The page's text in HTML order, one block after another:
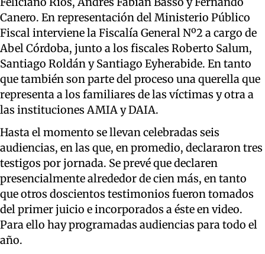
Canero. En representación del Ministerio Público
Fiscal interviene la Fiscalía General Nº2 a cargo de
Abel Córdoba, junto a los fiscales Roberto Salum,
Santiago Roldán y Santiago Eyherabide. En tanto
que también son parte del proceso una querella que
representa a los familiares de las víctimas y otra a
las instituciones AMIA y DAIA.
Hasta el momento se llevan celebradas seis
audiencias, en las que, en promedio, declararon tres
testigos por jornada. Se prevé que declaren
presencialmente alrededor de cien más, en tanto
que otros doscientos testimonios fueron tomados
del primer juicio e incorporados a éste en video.
Para ello hay programadas audiencias para todo el
año.